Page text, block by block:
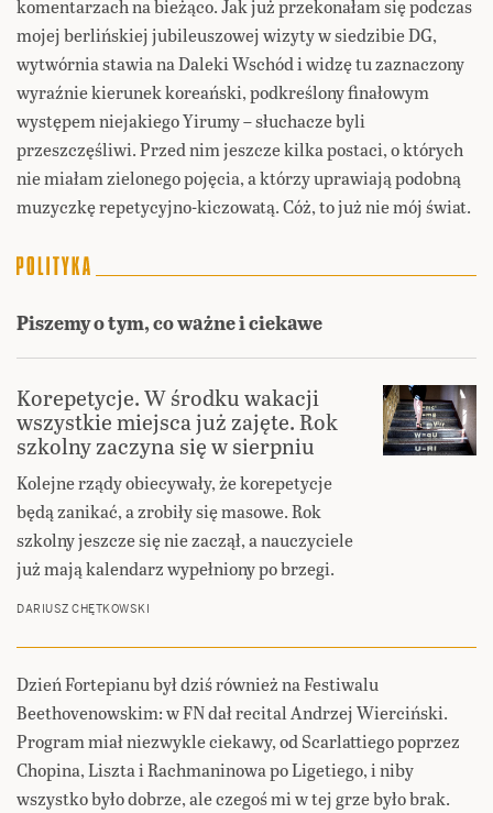
komentarzach na bieżąco. Jak już przekonałam się podczas
mojej berlińskiej jubileuszowej wizyty w siedzibie DG,
wytwórnia stawia na Daleki Wschód i widzę tu zaznaczony
wyraźnie kierunek koreański, podkreślony finałowym
występem niejakiego Yirumy – słuchacze byli
przeszczęśliwi. Przed nim jeszcze kilka postaci, o których
nie miałam zielonego pojęcia, a którzy uprawiają podobną
muzyczkę repetycyjno-kiczowatą. Cóż, to już nie mój świat.
Piszemy o tym, co ważne i ciekawe
Korepetycje. W środku wakacji
wszystkie miejsca już zajęte. Rok
szkolny zaczyna się w sierpniu
Kolejne rządy obiecywały, że korepetycje
będą zanikać, a zrobiły się masowe. Rok
szkolny jeszcze się nie zaczął, a nauczyciele
już mają kalendarz wypełniony po brzegi.
DARIUSZ CHĘTKOWSKI
Dzień Fortepianu był dziś również na Festiwalu
Beethovenowskim: w FN dał recital Andrzej Wierciński.
Program miał niezwykle ciekawy, od Scarlattiego poprzez
Chopina, Liszta i Rachmaninowa po Ligetiego, i niby
wszystko było dobrze, ale czegoś mi w tej grze było brak.